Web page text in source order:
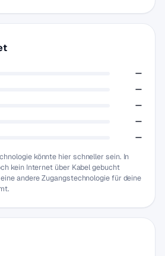
—
—
—
—
—
könnte hier schneller sein. In
kein Internet über Kabel gebucht
andere Zugangstechnologie für deine